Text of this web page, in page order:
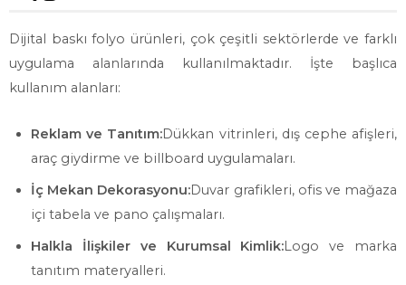
Dijital baskı folyo ürünleri, çok çeşitli sektörlerde ve farklı
uygulama alanlarında kullanılmaktadır. İşte başlıca
kullanım alanları:
Reklam ve Tanıtım:Dükkan vitrinleri, dış cephe afişleri,
araç giydirme ve billboard uygulamaları.
İç Mekan Dekorasyonu:Duvar grafikleri, ofis ve mağaza
içi tabela ve pano çalışmaları.
Halkla İlişkiler ve Kurumsal Kimlik:Logo ve marka
tanıtım materyalleri.